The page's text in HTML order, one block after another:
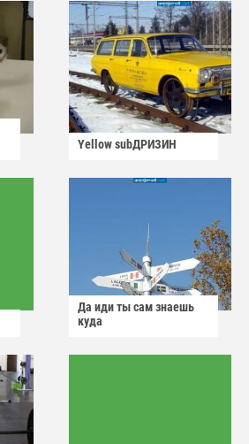
Yellow subДРИЗИН
Да иди ты сам знаешь
куда